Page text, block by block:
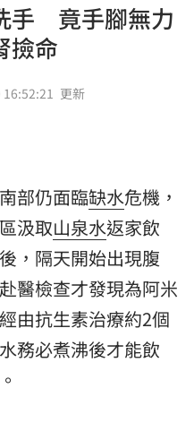
手 竟手腳無力
撿命
更新
部仍面臨缺水危機，
汲取山泉水返家飲
，隔天開始出現腹
醫檢查才發現為阿米
由抗生素治療約2個
務必煮沸後才能飲